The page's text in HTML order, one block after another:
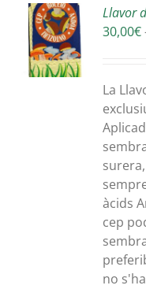
Llavor
30,00€
La
àcids
cep
no